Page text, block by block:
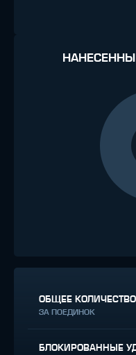
ОБЩЕЕ
ЗА ПОЕДИНОК
БЛОКИРОВАННЫЕ